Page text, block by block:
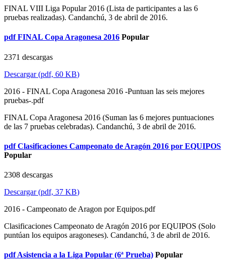
FINAL VIII Liga Popular 2016 (Lista de participantes a las 6
pruebas realizadas). Candanchú, 3 de abril de 2016.
pdf FINAL Copa Aragonesa 2016 Popular
2371 descargas
Descargar(pdf, 60 KB)
2016 - FINAL Copa Aragonesa 2016 -Puntuan las seis mejores
pruebas-.pdf
FINAL Copa Aragonesa 2016 (Suman las 6 mejores puntuaciones
de las 7 pruebas celebradas). Candanchú, 3 de abril de 2016.
pdf Clasificaciones Campeonato de Aragón 2016 por EQUIPOS
Popular
2308 descargas
Descargar(pdf, 37 KB)
2016 - Campeonato de Aragon por Equipos.pdf
Clasificaciones Campeonato de Aragón 2016 por EQUIPOS (Solo
puntúan los equipos aragoneses). Candanchú, 3 de abril de 2016.
pdfAsistencia a la Liga Popular (6ª Prueba) Popular